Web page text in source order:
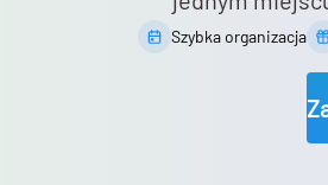
Szybka organizacja